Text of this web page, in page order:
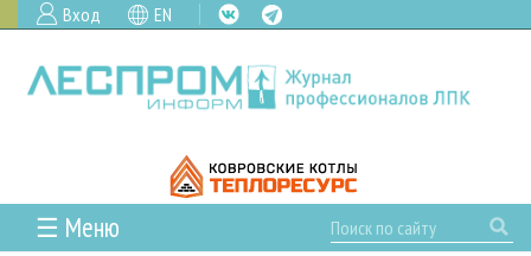
Вход EN
☰ Меню